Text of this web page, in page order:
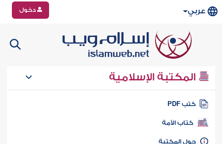
عربي دخول
المكتبة الإسلامية
كتب PDF
كتاب الأمة